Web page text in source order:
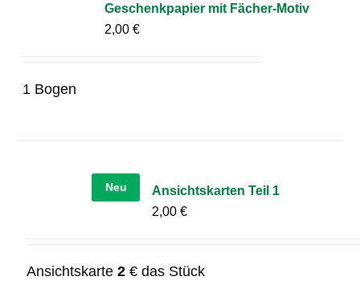
Geschenkpapier mit Fächer-Motiv
2,00€
1 Bogen
Neu
Ansichtskarten Teil 1
2,00€
Ansichtskarte2€ das Stück